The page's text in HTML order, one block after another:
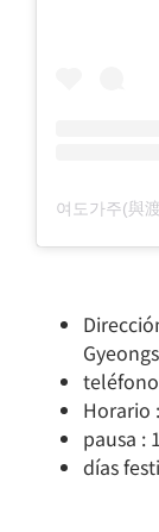
Horario
pausa :
días